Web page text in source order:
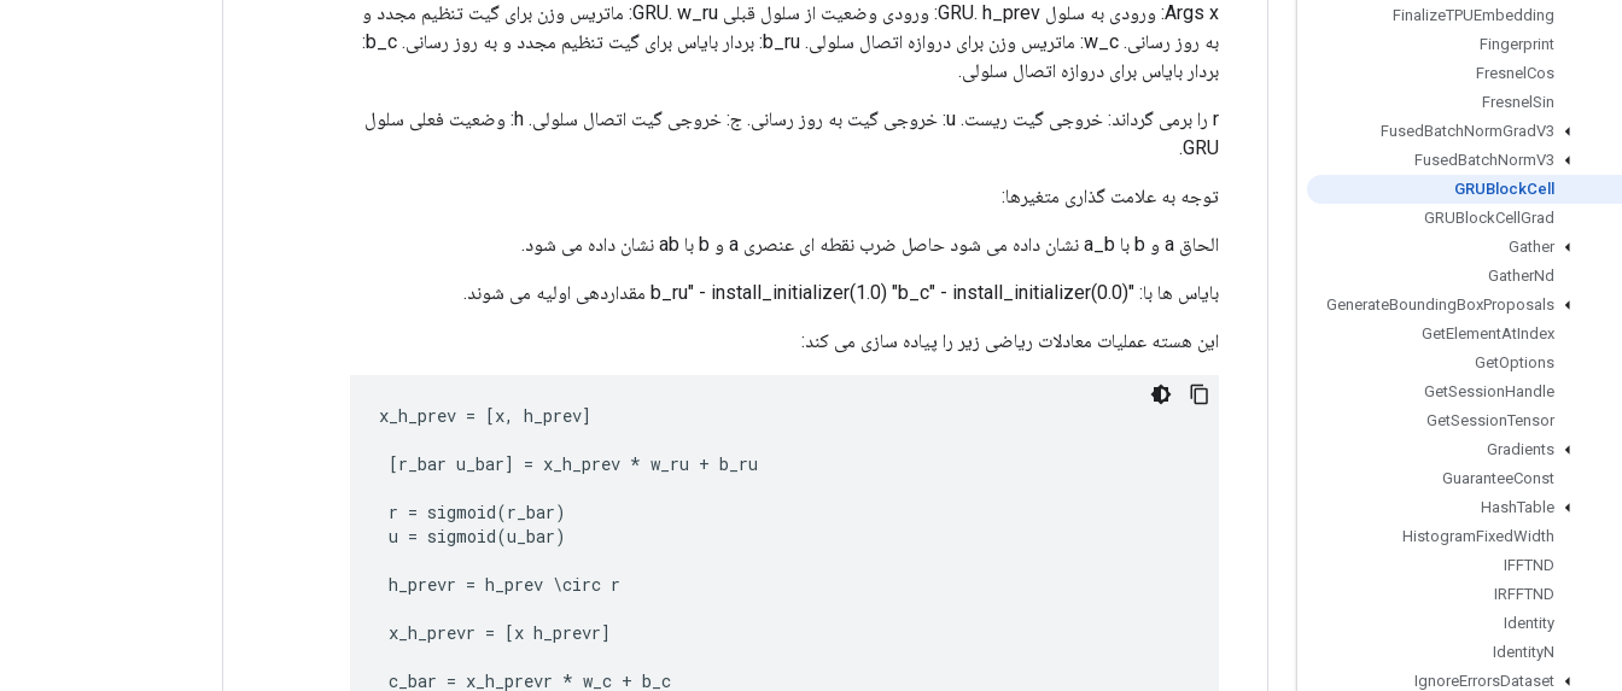
FinalizeTPUEmbedding
Fingerprint
Fresnel Cos
Fresnel Sin
FusedBatchNormGradV3
FusedBatchNormV3
GRUBlockCell
GRUBlockCell Grad
Gather
GatherNd
GenerateBoundingBoxProposals
GetElementAtIndex
GetOptions
GetSessionHandle
GetSessionTensor
Gradients
GuaranteeConst
HashTable
HistogramFixedWidth
IFFTND
IRFFTND
Identity
IdentityN
IgnoreErrorsDataset
Args x: ورودی به سلول GRU. h_prev: ورودی وضعیت از سلول قبلی GRU. w_ru: ماتریس وزن برای گیت تنظیم مجدد و
به روز رسانی. w_c: ماتریس وزن برای دروازه اتصال سلولی. b_ru: بردار بایاس برای گیت تنظیم مجدد و به روز رسانی. b_c:
بردار بایاس برای دروازه اتصال سلولی.
r را برمی گرداند: خروجی گیت ریست. u: خروجی گیت به روز رسانی. ج: خروجی گیت اتصال سلولی. h: وضعیت فعلی سلول
GRU.
توجه به علامت گذاری متغیرها:
الحاق a و b با a_b نشان داده می شود حاصل ضرب نقطه ای عنصری a و b با ab نشان داده می شود.
بایاس ها با: "b_ru" - install_initializer(1.0) "b_c" - install_initializer(0.0) مقداردهی اولیه می شوند.
این هسته عملیات معادلات ریاضی زیر را پیاده سازی می کند:
x_h_prev = [x, h_prev]
[r_bar u_bar] = x_h_prev * w_ru + b_ru
r = sigmoid(r_bar)
u = sigmoid(u_bar)
h_prevr = h_prev \circ r
x_h_prevr = [x h_prevr]
c_bar = x_h_prevr * w_c + b_c